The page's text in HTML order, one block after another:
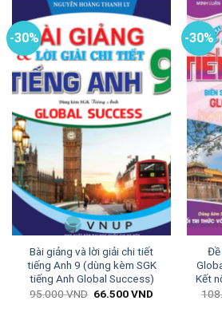
-30%
Bài giảng và lời giải chi tiết
tiếng Anh 9 (dùng kèm SGK
tiếng Anh Global Success)
95.000VND Giá
66.500VND
-30%
Đề
Kết